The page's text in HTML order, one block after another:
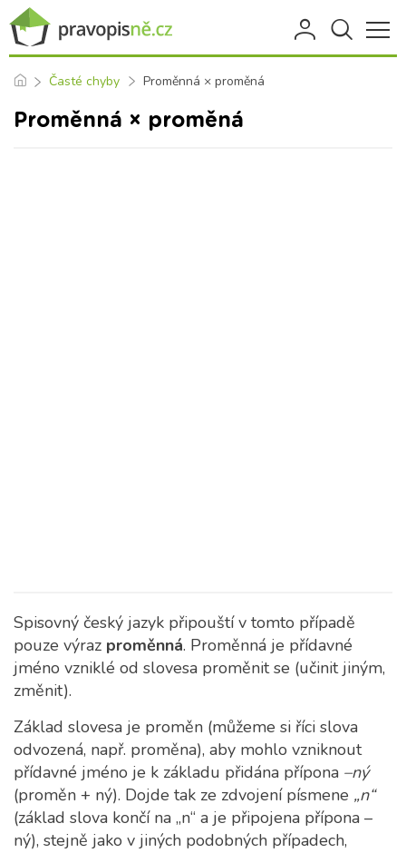
Časté chyby Proměnná × proměná
Proměnná × proměná
Spisovný český jazyk připouští v tomto případě
pouze výraz proměnná. Proměnná je přídavné
jméno vzniklé od slovesa proměnit se (učinit jiným,
změnit).
Základ slovesa je proměn (můžeme si říci slova
odvozená, např. proměna), aby mohlo vzniknout
přídavné jméno je k základu přidána přípona –ný
(proměn + ný). Dojde tak ze zdvojení písmene „n“
(základ slova končí na „n“ a je připojena přípona –
ný), stejně jako v jiných podobných případech,